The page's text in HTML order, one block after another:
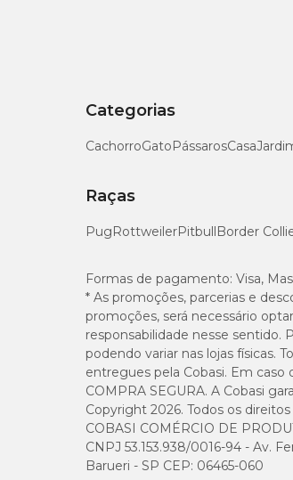
Categorias
CachorroGatoPássarosCasa
Raças
PugRottweilerPitbullBorder
Formas de pagamento: Visa,
* As promoções, parcerias e
promoções, será necessário
responsabilidade nesse sentido.
podendo variar nas lojas físicas.
entregues pela Cobasi. Em caso
COMPRA SEGURA. A Cobasi
Copyright 2026. Todos os
COBASI COMÉRCIO DE
CNPJ 53.153.938/0016-94 - Av.
Barueri - SP CEP: 06465-060